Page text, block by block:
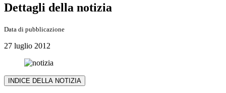
Dettagli della notizia
Data di pubblicazione
27 luglio 2012
INDICE DELLA NOTIZIA